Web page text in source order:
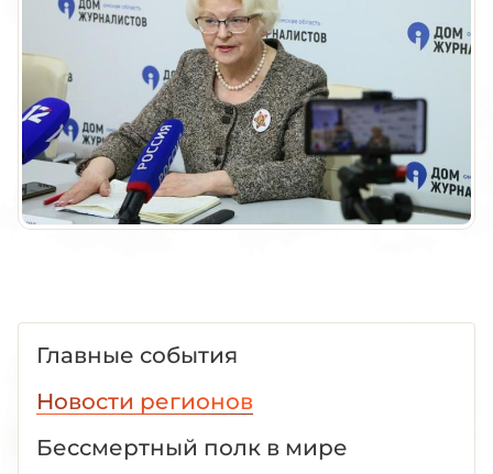
Главные события
Новости регионов
Бессмертный полк в мире